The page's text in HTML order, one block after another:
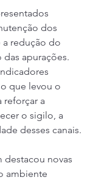
dos
a redução do
das apurações.
que levou o
reforçar a
o sigilo, a
desses canais.
novas
ambiente